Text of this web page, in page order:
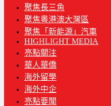
聚焦長三角
聚焦粵港澳大灣區
聚焦「新能源」汽車
HIGHLIGHT MEDIA
亮點關注
華人華僑
海外留學
海外中企
亮點要聞